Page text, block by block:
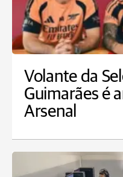
Volante da
Guimarães é
Arsenal